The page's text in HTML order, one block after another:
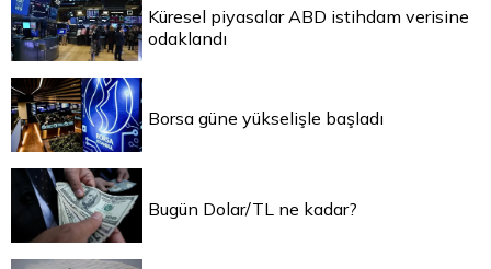
Küresel piyasalar ABD istihdam verisine
odaklandı
Borsa güne yükselişle başladı
Bugün Dolar/TL ne kadar?